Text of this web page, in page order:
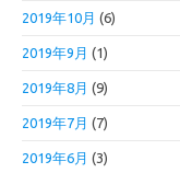
2019年10月 (6)
2019年9月 (1)
2019年8月 (9)
2019年7月 (7)
2019年6月 (3)